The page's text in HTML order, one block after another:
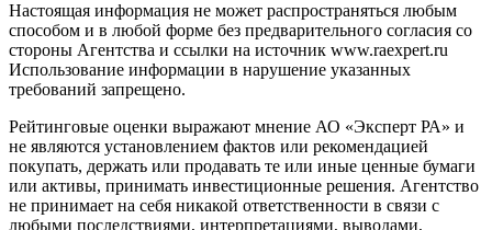
Настоящая информация не может распространяться любым
способом и в любой форме без предварительного согласия со
стороны Агентства и ссылки на источник www.raexpert.ru
Использование информации в нарушение указанных
требований запрещено.
Рейтинговые оценки выражают мнение АО «Эксперт РА» и
не являются установлением фактов или рекомендацией
покупать, держать или продавать те или иные ценные бумаги
или активы, принимать инвестиционные решения. Агентство
не принимает на себя никакой ответственности в связи с
любыми последствиями, интерпретациями, выводами,